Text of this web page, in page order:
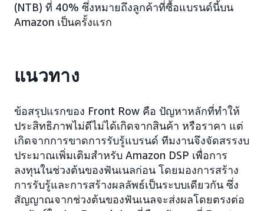
(NTB) ที่ 40% ซึ่งหมายถึงลูกค้าที่ซื้อแบรนด์นี้บน
Amazon เป็นครั้งแรก
แนวทาง
ข้อสรุปแรกของ Front Row คือ ปัญหาหลักที่ทำให้
ประสิทธิภาพไม่ดีไม่ได้เกิดจากสินค้า หรือราคา แต่
เกิดจากการขาดการรับรู้แบรนด์ ทีมงานจึงจัดสรรงบ
ประมาณเพิ่มเติมสำหรับ Amazon DSP เพื่อการ
ลงทุนในช่วงต้นของฟันเนลก่อน โดยมองการสร้าง
การรับรู้และการสร้างผลลัพธ์เป็นระบบเดียวกัน ซึ่ง
สัญญาณจากช่วงต้นของฟันเนลจะส่งผลโดยตรงต่อ